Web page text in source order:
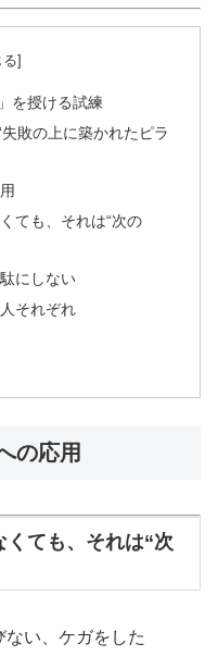
を授ける試練
敗の上に築かれたピラ
ても、それは“次の
にしない
それぞれ
の応用
くても、それは“次
い、ケガをした